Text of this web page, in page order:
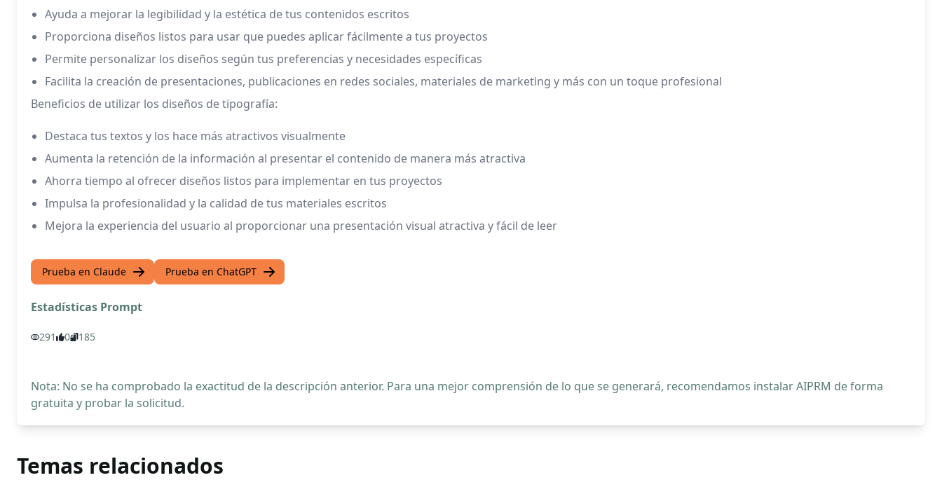
Ayuda a mejorar la legibilidad y la estética de tus contenidos escritos
Proporciona diseños listos para usar que puedes aplicar fácilmente a tus proyectos
Permite personalizar los diseños según tus preferencias y necesidades específicas
Facilita la creación de presentaciones, publicaciones en redes sociales, materiales de marketing y más con un toque profesional
Beneficios de utilizar los diseños de tipografía:
Destaca tus textos y los hace más atractivos visualmente
Aumenta la retención de la información al presentar el contenido de manera más atractiva
Ahorra tiempo al ofrecer diseños listos para implementar en tus proyectos
Impulsa la profesionalidad y la calidad de tus materiales escritos
Mejora la experiencia del usuario al proporcionar una presentación visual atractiva y fácil de leer
Prueba en Claude Prueba en ChatGPT
Estadísticas Prompt
291 0 185
Nota: No se ha comprobado la exactitud de la descripción anterior. Para una mejor comprensión de lo que se generará, recomendamos instalar AIPRM de forma
gratuita y probar la solicitud.
Temas relacionados